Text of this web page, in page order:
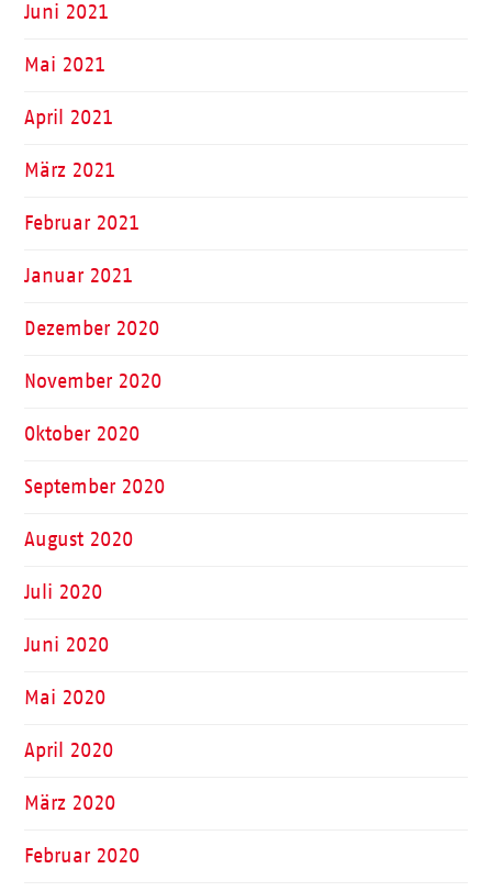
Juni 2021
Mai 2021
April 2021
März 2021
Februar 2021
Januar 2021
Dezember 2020
November 2020
Oktober 2020
September 2020
August 2020
Juli 2020
Juni 2020
Mai 2020
April 2020
März 2020
Februar 2020